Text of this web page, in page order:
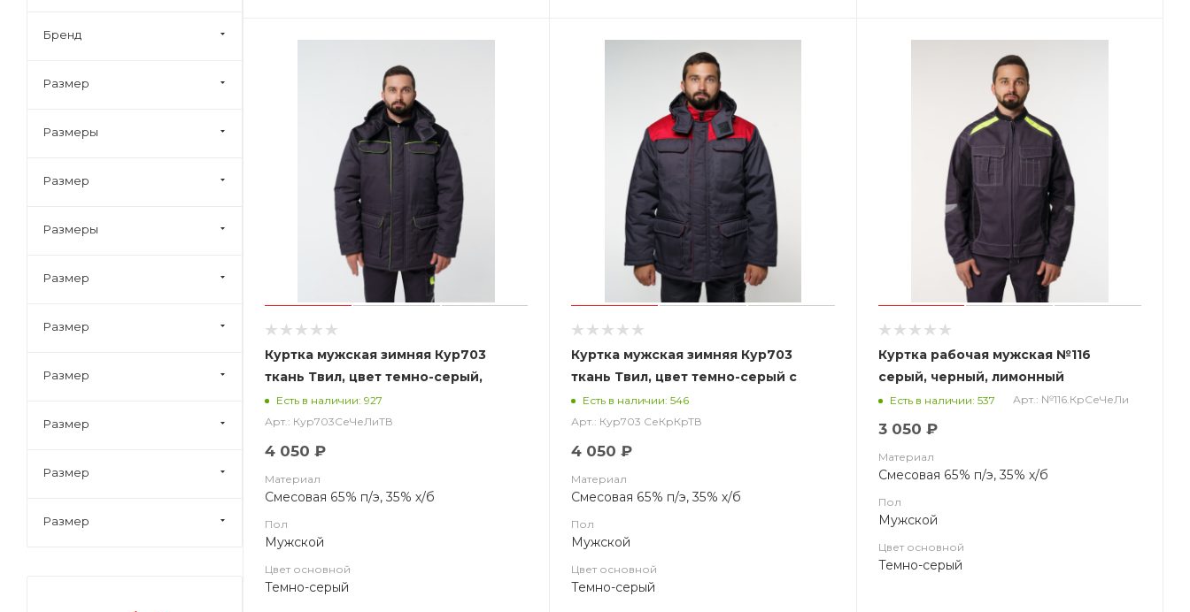
Куртка мужская зимняя Кур703
ткань Твил, цвет темно-серый,
черный с лимонной отделкой
Есть в наличии: 927
Арт.: Кур703СеЧеЛиТВ
4 050 ₽
Материал
Смесовая 65% п/э, 35% х/б
Пол
Мужской
Цвет основной
Темно-серый
Куртка мужская зимняя Кур703
ткань Твил, цвет темно-серый с
красным
Есть в наличии: 546
Арт.: Кур703 СеКрКрТВ
4 050 ₽
Материал
Смесовая 65% п/э, 35% х/б
Пол
Мужской
Цвет основной
Темно-серый
Куртка рабочая мужская №116
серый, черный, лимонный
Есть в наличии: 537 Арт.: №116.КрСеЧеЛи
3 050 ₽
Материал
Смесовая 65% п/э, 35% х/б
Пол
Мужской
Цвет основной
Темно-серый
Бейсболка
Куртка, брюки, чепец
Шорты
Бренд
Размер
Размеры
Размер
Размеры
Размер
Размер
Размер
Размер
Размер
Размер